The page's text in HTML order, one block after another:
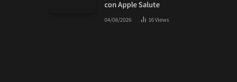
con Apple Salute
04/08/2026 16Views